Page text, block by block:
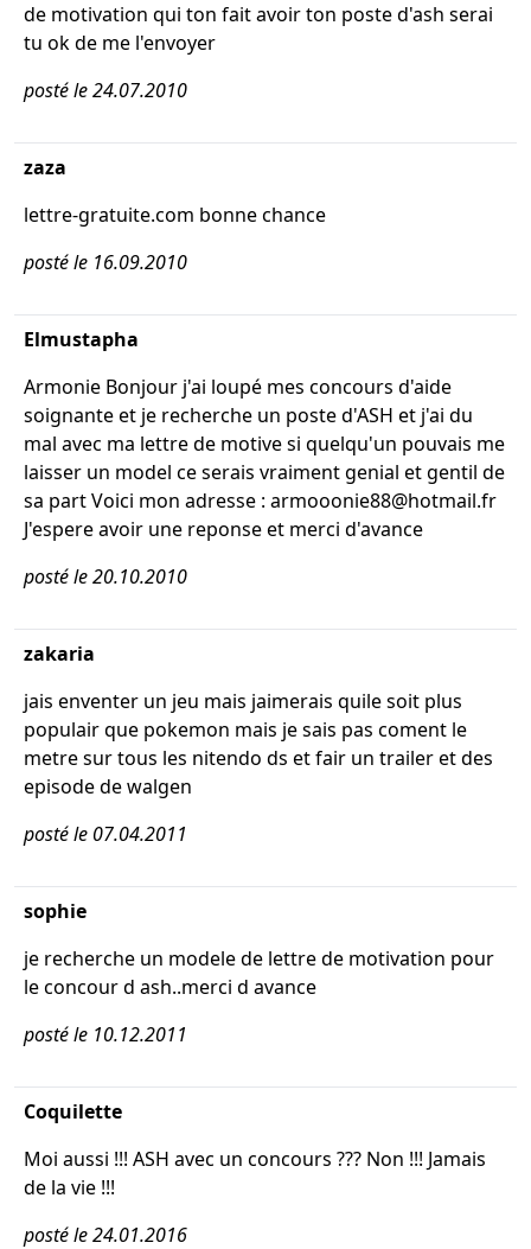
de motivation qui ton fait avoir ton poste d'ash serai
tu ok de me l'envoyer
posté le 24.07.2010
zaza
lettre-gratuite.com bonne chance
posté le 16.09.2010
Elmustapha
Armonie Bonjour j'ai loupé mes concours d'aide
soignante et je recherche un poste d'ASH et j'ai du
mal avec ma lettre de motive si quelqu'un pouvais me
laisser un model ce serais vraiment genial et gentil de
sa part Voici mon adresse : armooonie88@hotmail.fr
J'espere avoir une reponse et merci d'avance
posté le 20.10.2010
zakaria
jais enventer un jeu mais jaimerais quile soit plus
populair que pokemon mais je sais pas coment le
metre sur tous les nitendo ds et fair un trailer et des
episode de walgen
posté le 07.04.2011
sophie
je recherche un modele de lettre de motivation pour
le concour d ash..merci d avance
posté le 10.12.2011
Coquilette
Moi aussi !!! ASH avec un concours ??? Non !!! Jamais
de la vie !!!
posté le 24.01.2016